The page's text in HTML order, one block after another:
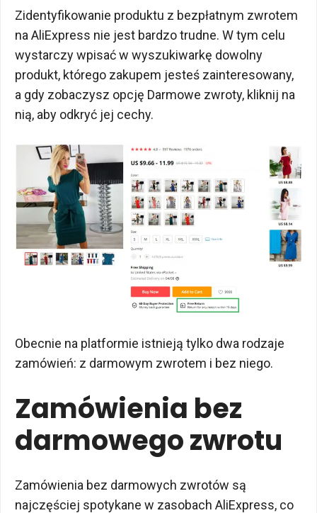
Zidentyfikowanie produktu z bezpłatnym zwrotem
na AliExpress nie jest bardzo trudne. W tym celu
wystarczy wpisać w wyszukiwarkę dowolny
produkt, którego zakupem jesteś zainteresowany,
a gdy zobaczysz opcję Darmowe zwroty, kliknij na
nią, aby odkryć jej cechy.
Obecnie na platformie istnieją tylko dwa rodzaje
zamówień: z darmowym zwrotem i bez niego.
Zamówienia bez
darmowego zwrotu
Zamówienia bez darmowych zwrotów są
najczęściej spotykane w zasobach AliExpress, co